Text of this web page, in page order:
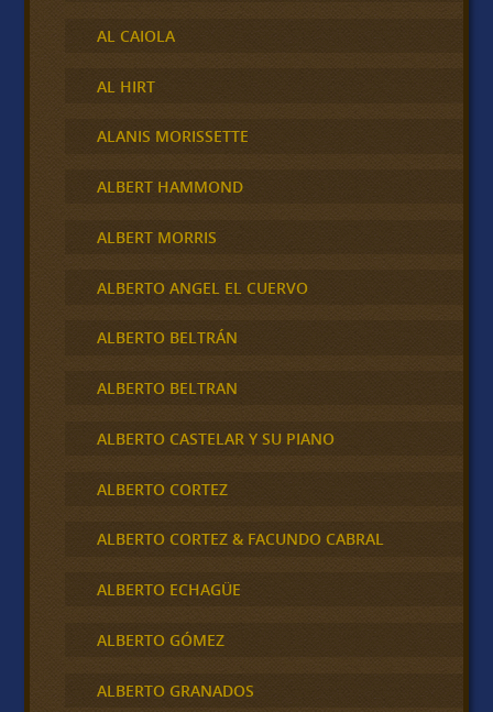
AL CAIOLA
AL HIRT
ALANIS MORISSETTE
ALBERT HAMMOND
ALBERT MORRIS
ALBERTO ANGEL EL CUERVO
ALBERTO BELTRÁN
ALBERTO BELTRAN
ALBERTO CASTELAR Y SU PIANO
ALBERTO CORTEZ
ALBERTO CORTEZ & FACUNDO CABRAL
ALBERTO ECHAGÜE
ALBERTO GÓMEZ
ALBERTO GRANADOS